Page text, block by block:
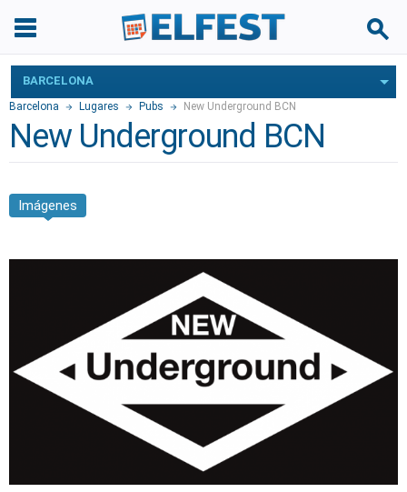
BARCELONA
Barcelona Lugares Pubs New Underground BCN
New Underground BCN
Imágenes